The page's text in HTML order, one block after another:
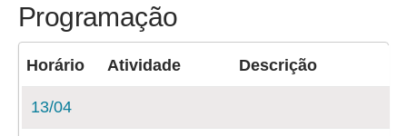
Programação
Horário Atividade Descrição
13/04